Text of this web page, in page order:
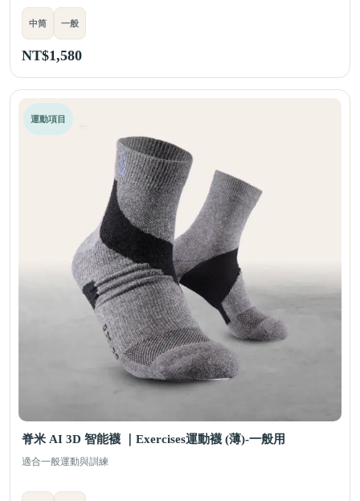
中筒 一般
NT$1,580
運動項目
脊米 AI 3D 智能襪 ｜Exercises運動襪 (薄)-一般用
適合一般運動與訓練